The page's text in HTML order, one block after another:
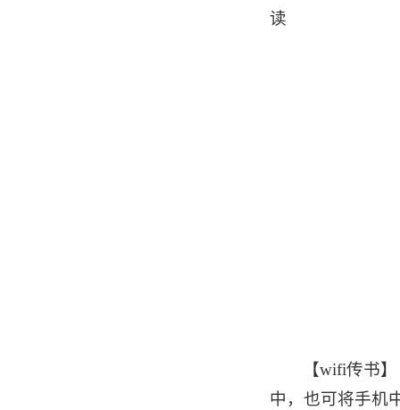
读
【wifi传书
中，也可将手机